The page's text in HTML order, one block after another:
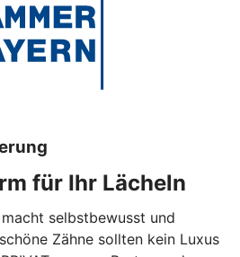
für Ihr Lächeln
selbstbewusst und
Zähne sollten kein Luxus